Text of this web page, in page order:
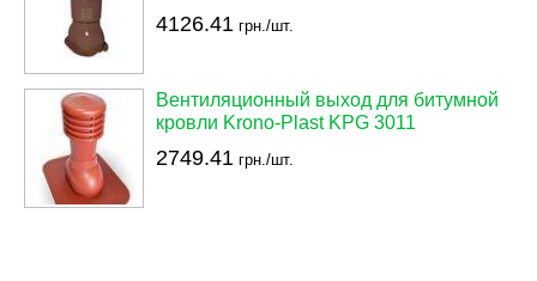
4126.41 грн./шт.
Вентиляционный выход для битумной
кровли Krono-Plast KPG 3011
2749.41 грн./шт.